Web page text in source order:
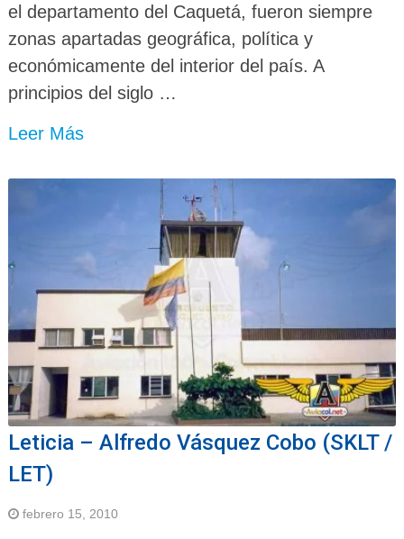
el departamento del Caquetá, fueron siempre
zonas apartadas geográfica, política y
económicamente del interior del país. A
principios del siglo …
Leer Más
Leticia – Alfredo Vásquez Cobo (SKLT /
LET)
febrero 15, 2010